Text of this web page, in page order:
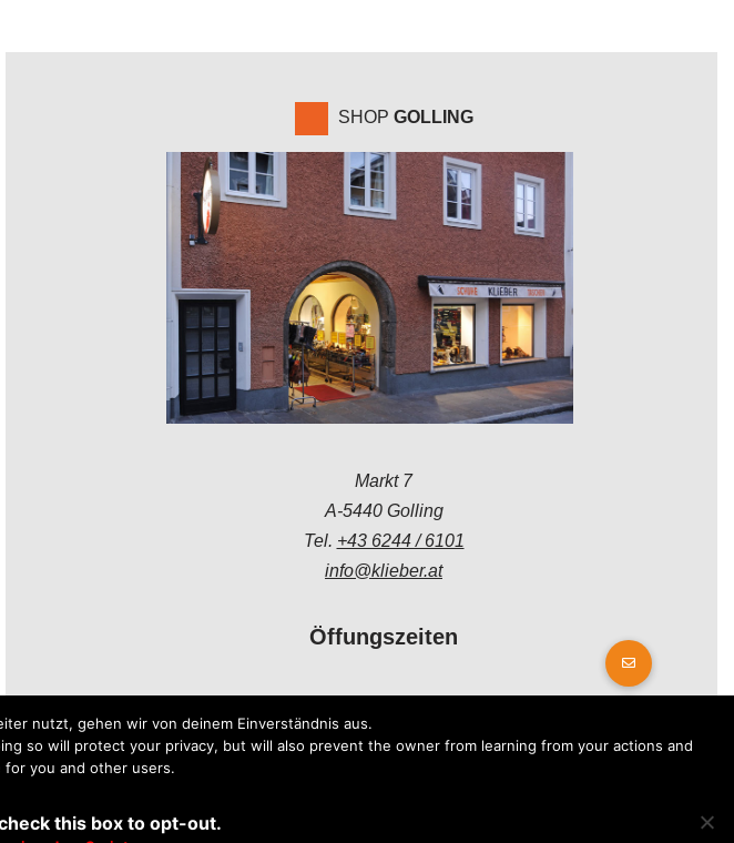
SHOP GOLLING
Markt 7
A-5440 Golling
Tel. +43 6244 / 6101
info@klieber.at
Öffungszeiten
08.00 - 12.00 Uhr
nutzt, gehen wir von deinem Einverständnis aus.
so will protect your privacy, but will also prevent the owner from learning from your actions and
you and other users.
this box to opt-out.